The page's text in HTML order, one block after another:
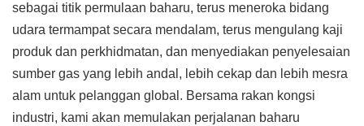
sebagai titik permulaan baharu, terus meneroka bidang
udara termampat secara mendalam, terus mengulang kaji
produk dan perkhidmatan, dan menyediakan penyelesaian
sumber gas yang lebih andal, lebih cekap dan lebih mesra
alam untuk pelanggan global. Bersama rakan kongsi
industri, kami akan memulakan perjalanan baharu